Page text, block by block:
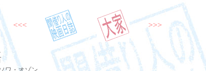
<<< >>>